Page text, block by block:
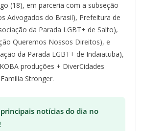
(18), em parceria com a subseção
Advogados do Brasil), Prefeitura de
da Parada LGBT+ de Salto),
Queremos Nossos Direitos), e
da Parada LGBT+ de Indaiatuba),
produções + DiverCidades
Stronger.
principais notícias do dia no